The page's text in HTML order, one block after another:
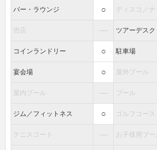
バー・ラウンジ ○ ディスコ／
売店 ― ツアーデスク
コインランドリー ○ 駐車場
宴会場 ○ 屋外プール
屋内プール ― プール
ジム／フィットネス ○ ゴルフコース
テニスコート ― お子様用プー